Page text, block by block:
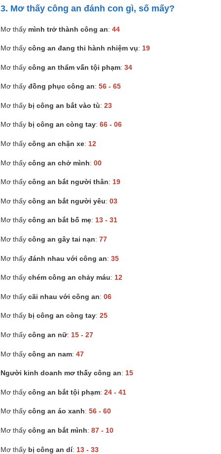
3. Mơ thấy công an đánh con gì, số mấy?
Mơ thấy mình trở thành công an: 44
Mơ thấy công an đang thi hành nhiệm vụ: 19
Mơ thấy công an thẩm vấn tội phạm: 34
Mơ thấy đồng phục công an: 56 - 65
Mơ thấy bị công an bắt vào tù: 23
Mơ thấy bị công an còng tay: 66 - 06
Mơ thấy công an chặn xe: 12
Mơ thấy công an chở mình: 00
Mơ thấy công an bắt người thân: 19
Mơ thấy công an bắt người yêu: 03
Mơ thấy công an bắt bố mẹ: 13 - 31
Mơ thấy công an gây tai nạn: 77
Mơ thấy đánh nhau với công an: 35
Mơ thấy chém công an chảy máu: 12
Mơ thấy cãi nhau với công an: 06
Mơ thấy bị công an còng tay: 25
Mơ thấy công an nữ: 15 - 27
Mơ thấy công an nam: 47
Người kinh doanh mơ thấy công an: 15
Mơ thấy công an bắt tội phạm: 24 - 41
Mơ thấy công an áo xanh: 56 - 60
Mơ thấy công an bắt mình: 87 - 10
Mơ thấy bị công an dí: 13 - 33